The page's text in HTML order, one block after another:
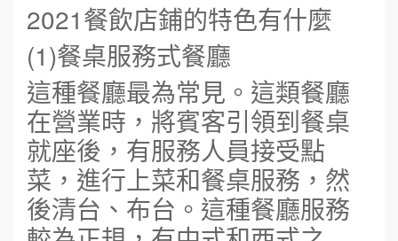
2021餐飲店鋪的特色有什麼
(1)餐桌服務式餐廳
這種餐廳最為常見。這類餐廳
在營業時，將賓客引領到餐桌
就座後，有服務人員接受點
菜，進行上菜和餐桌服務，然
後清台、布台。這種餐廳服務